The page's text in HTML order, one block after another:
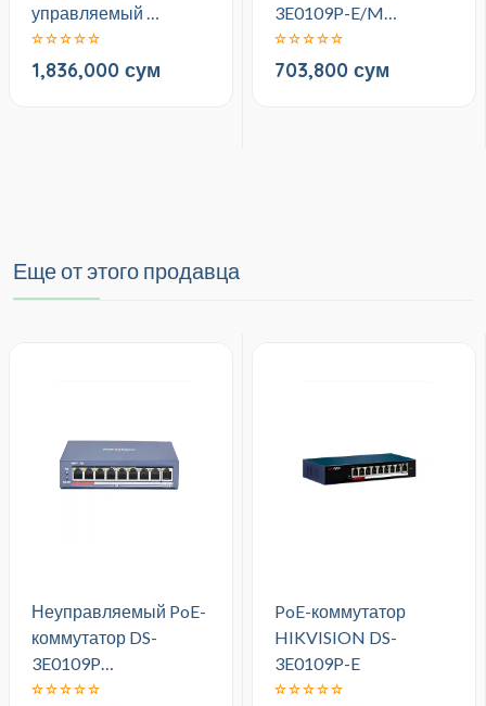
управляемый …
1,836,000 сум
3E0109P-E/M…
703,800 сум
Еще от этого продавца
Неуправляемый PoE-
коммутатор DS-
3E0109P…
PoE-коммутатор
HIKVISION DS-
3E0109P-E